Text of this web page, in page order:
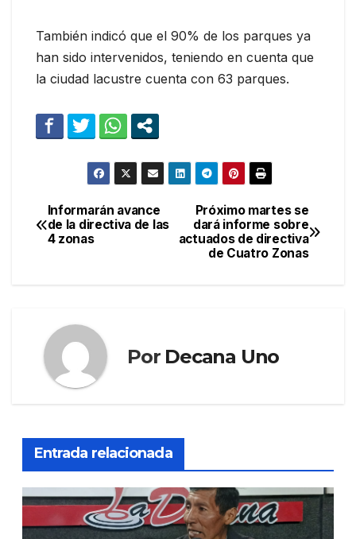
También indicó que el 90% de los parques ya
han sido intervenidos, teniendo en cuenta que
la ciudad lacustre cuenta con 63 parques.
Navegación
de
Próximo martes se
dará informe sobre
actuados de directiva
de Cuatro Zonas
Informarán avance
de la directiva de las
4 zonas
Por Decana Uno
Entrada relacionada